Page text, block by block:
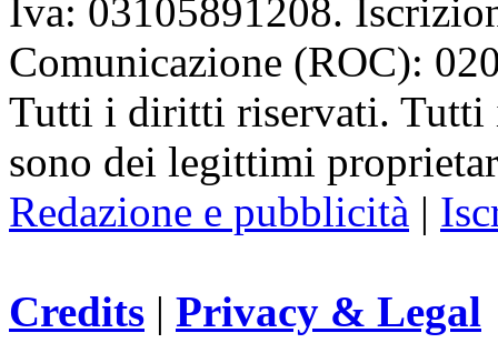
Iva: 03105891208.
Comunicazione (ROC):
Tutti i diritti riservati. Tutti
sono dei legittimi
Redazione e pubblicità |
Credits | Privacy & Legal